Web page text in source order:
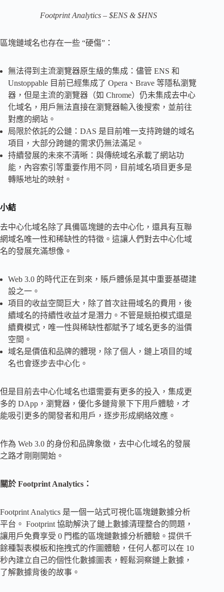
Footprint Analytics – $ENS & $HNS
區塊鏈域名也存在一些 “硬傷”：
無法得到主流瀏覽器原生級的集成：儘管 ENS 和
Unstoppable 目前已經集成了 Opera、Brave 等隱私瀏覽
器，但是主流的瀏覽器（如 Chrome）仍未集成去中心
化域名，用戶無法直接在瀏覽器輸入後搜索，並前往
對應的網站。
局限於依託的公鏈：DAS 是目前唯一支持跨鏈的域名
項目，大部分跨鏈的需求仍無法滿足。
持續發展的未來不清晰：與傳統域名承載了網站功
能，內容索引等重要作用不同，目前域名項目更多是
轉賬地址的映射。
小結
去中心化域名除了具備區塊鏈的去中心化，還具有互聯
網域名唯一性和稀缺性的特徵。這讓人們對去中心化域
名的發展充滿想像。
Web 3.0 的時代正在到來，賬戶體係是其中重要基礎建
設之一。
項目的收益空間巨大，除了首次註冊域名的費用，後
續域名的持續性收益才是潛力。不管是競拍模式還是
續費模式，唯一性與稀缺性都賦予了域名更多的溢價
空間。
域名是價值和品牌的體現，除了個人，鏈上項目的域
名也會逐步去中心化。
但是目前去中心化域名也還需要有更多的投入，集成更
多的 DApp，瀏覽器，優化多鏈背景下下用戶體驗，才
能吸引更多的開發者和用戶，逐步形成網絡效應。
作為 Web 3.0 的身份和品牌象徵，去中心化域名的發展
之路才剛剛開始。
關於 Footprint Analytics：
Footprint Analytics 是一個一站式可視化區塊鏈數據分析
平台。 Footprint 協助解決了鏈上數據清理整合的問題，
讓用戶免費享受 0 門檻的區塊鏈數據分析體驗。提供千
餘種製表模板和拖拽式的作圖體驗，任何人都可以在 10
秒內建立自己的個性化數據圖表，輕鬆洞察鏈上數據，
了解數據背後的故事。